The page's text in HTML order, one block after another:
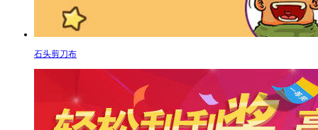
石头剪刀布